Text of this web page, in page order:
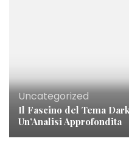
Uncategorized
Il Fascino del Tema
Un’Analisi Approfondita